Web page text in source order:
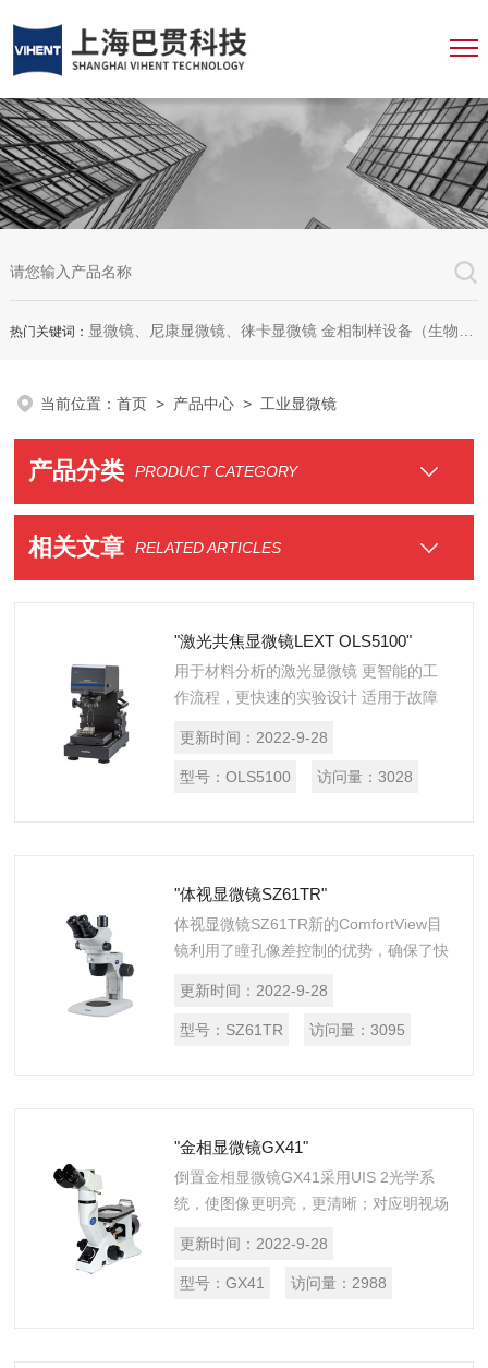
热门关键词： 显微镜、尼康显微镜、徕卡显微镜 金相制样设备（生物显微镜、金相显微镜、体视显微镜、工业显微镜、数码显微镜、荧光显微镜、显微成像系统、显微图像分析软件、显微镜配件等等
当前位置：首页 > 产品中心 > 工业显微镜
产品分类 PRODUCT CATEGORY
相关文章 RELATED ARTICLES
"激光共焦显微镜LEXT OLS5100"
用于材料分析的激光显微镜 更智能的工
作流程，更快速的实验设计 适用于故障
微镜将测量精度和光学性能与智能工具相
结合，让显微镜更加方便使用。...
更新时间： 2022-9-28
型号： OLS5100 访问量： 3028
"体视显微镜SZ61TR"
体视显微镜SZ61TR新的ComfortView目
镜利用了瞳孔像差控制的优势，确保了快
LED技术的所有优势集于一身。
Greenough光学系统...
更新时间： 2022-9-28
型号： SZ61TR 访问量： 3095
"金相显微镜GX41"
倒置金相显微镜GX41采用UIS 2光学系
统，使图像更明亮，更清晰；对应明视场
教学等常规检测领域。使用专用晶粒度检
测目尺能很容易的测量晶粒度。可...
更新时间： 2022-9-28
型号： GX41 访问量： 2988